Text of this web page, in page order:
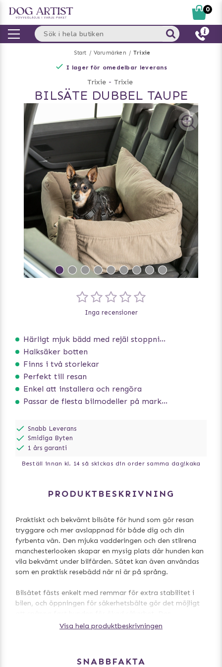
Start Varumärken Trixie
I lager för omedelbar leverans
Trixie - Trixie
BILSÄTE DUBBEL TAUPE
Härligt mjuk bädd med rejäl stoppning som håller formen
Halksäker botten
Finns i två storlekar
Perfekt till resan
Enkel att installera och rengöra
Passar de flesta bilmodeller på marknaden
Inga recensioner
Snabb Leverans
Smidiga Byten
1 års garanti
Beställ innan kl. 14 så skickas din order samma dag!kaka
PRODUKTBESKRIVNING
Praktiskt och bekvämt bilsäte för hund som gör resan
tryggare och mer avslappnad för både dig och din
fyrbenta vän. Den mjuka vadderingen och den stilrena
manchesterlooken skapar en mysig plats där hunden kan
vila bekvämt under bilfärden. Sätet kan även användas
som en praktisk resebädd när ni är på språng.
Bilsätet fästs enkelt med remmar för extra stabilitet i
bilen, och öppningen för säkerhetsbälte gör det möjligt
avtagbara dynan underlättar rengöring, medan de
Visa hela produktbeskrivningen
SNABBFAKTA
0